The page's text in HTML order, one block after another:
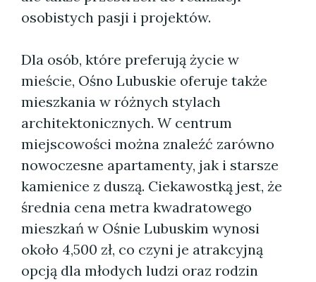
osobistych pasji i projektów.
Dla osób, które preferują życie w
mieście, Ośno Lubuskie oferuje także
mieszkania w różnych stylach
architektonicznych. W centrum
miejscowości można znaleźć zarówno
nowoczesne apartamenty, jak i starsze
kamienice z duszą. Ciekawostką jest, że
średnia cena metra kwadratowego
mieszkań w Ośnie Lubuskim wynosi
około 4,500 zł, co czyni je atrakcyjną
opcją dla młodych ludzi oraz rodzin